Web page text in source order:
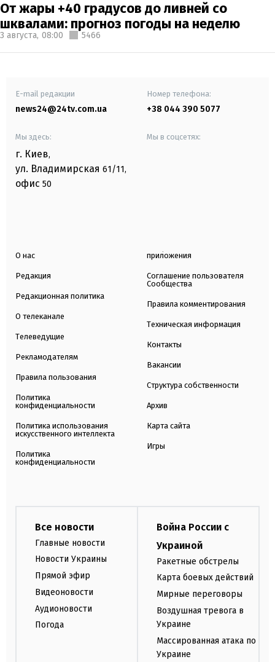
От жары +40 градусов до ливней со
шквалами: прогноз погоды на неделю
3 августа, 08:00 5466
E-mail редакции
news24@24tv.com.ua
Номер телефона:
+38 044 390 5077
Мы здесь:
г. Киев,
ул. Владимирская 61/11,
офис 50
Мы в соцсетях:
О нас
Редакция
Редакционная политика
О телеканале
Телеведущие
Рекламодателям
Правила пользования
Политика
конфиденциальности
Политика использования
искусственного интеллекта
Политика
конфиденциальности
приложения
Соглашение пользователя
Сообщества
Правила комментирования
Техническая информация
Контакты
Вакансии
Структура собственности
Архив
Карта сайта
Игры
Все новости
Главные новости
Новости Украины
Прямой эфир
Видеоновости
Аудионовости
Погода
Война России с
Украиной
Ракетные обстрелы
Карта боевых действий
Мирные переговоры
Воздушная тревога в
Украине
Массированная атака по
Украине